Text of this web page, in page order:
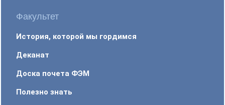
Факультет
История, которой мы гордимся
Деканат
Доска почета ФЭМ
Полезно знать